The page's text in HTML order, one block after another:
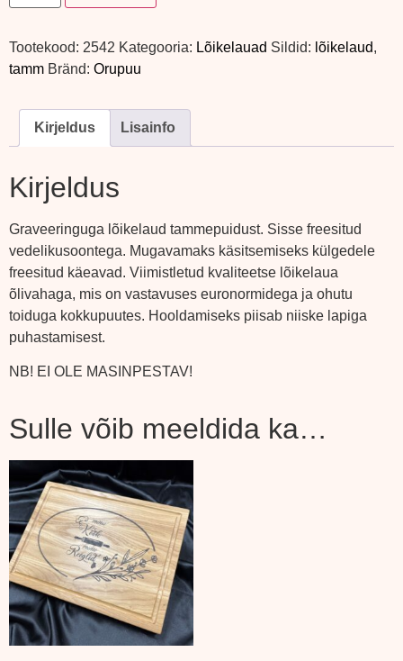
Tootekood: 2542 Kategooria: Lõikelauad Sildid: lõikelaud,
tamm Bränd: Orupuu
Kirjeldus Lisainfo
Kirjeldus
Graveeringuga lõikelaud tammepuidust. Sisse freesitud
vedelikusoontega. Mugavamaks käsitsemiseks külgedele
freesitud käeavad. Viimistletud kvaliteetse lõikelaua
õlivahaga, mis on vastavuses euronormidega ja ohutu
toiduga kokkupuutes. Hooldamiseks piisab niiske lapiga
puhastamisest.
NB! EI OLE MASINPESTAV!
Sulle võib meeldida ka…